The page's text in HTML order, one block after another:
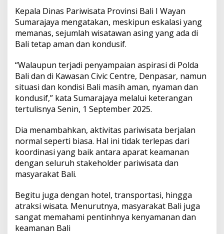
v
e
l
a
n
i
n
,
K
d
i
p
a
a
Kepala Dinas Pariwisata Provinsi Bali I Wayan
Sumarajaya mengatakan, meskipun eskalasi yang
memanas, sejumlah wisatawan asing yang ada di
Bali tetap aman dan kondusif.
“Walaupun terjadi penyampaian aspirasi di Polda
Bali dan di Kawasan Civic Centre, Denpasar, namun
situasi dan kondisi Bali masih aman, nyaman dan
kondusif,” kata Sumarajaya melalui keterangan
tertulisnya Senin, 1 September 2025.
Dia menambahkan, aktivitas pariwisata berjalan
normal seperti biasa. Hal ini tidak terlepas dari
koordinasi yang baik antara aparat keamanan
dengan seluruh stakeholder pariwisata dan
masyarakat Bali.
Begitu juga dengan hotel, transportasi, hingga
atraksi wisata. Menurutnya, masyarakat Bali juga
sangat memahami pentinhnya kenyamanan dan
keamanan Bali